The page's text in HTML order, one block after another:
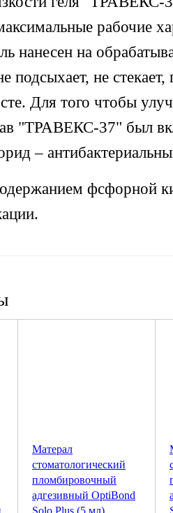
рабочие
нанесен на
подсыхает, не стекает,
Для того чтобы
"ТРАВЕКС-37" был
–
фсфорной
Матерал
стоматологический
пломбировочный
адгезивный OptiBond
Solo Plus (5 мл)